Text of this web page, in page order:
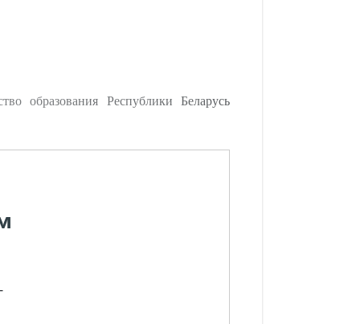
образования Республики Беларусь